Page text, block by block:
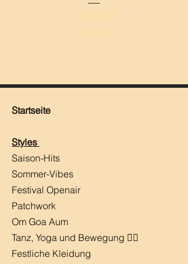
Preis
49,00 CHF
inkl. MwSt.
Startseite
Styles
Saison-Hits
​Sommer-Vibes
Festival Openair
Patchwork
Om Goa Aum
Tanz, Yoga und Bewegung 🧘‍♀️
Festliche Kleidung